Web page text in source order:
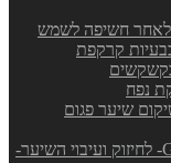
GENESIS HOMME- לחיזוק ועיבוי השיער-